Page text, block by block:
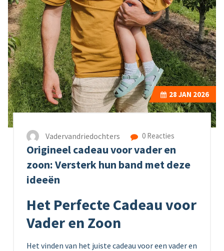
28 JAN 2026
Vadervandriedochters 0 Reacties
Origineel cadeau voor vader en
zoon: Versterk hun band met deze
ideeën
Het Perfecte Cadeau voor
Vader en Zoon
Het vinden van het juiste cadeau voor een vader en